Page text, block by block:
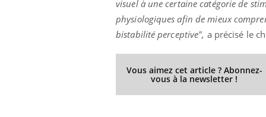
visuel à une certaine catégorie de
physiologiques afin de mieux
bistabilité perceptive", a précisé le
Vous aimez cet article ? Abonnez-
vous à la newsletter !
Il